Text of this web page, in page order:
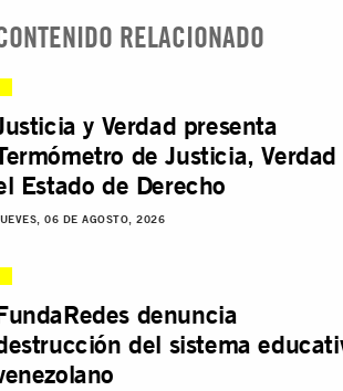
RELACIONADO
y Verdad presenta
de Justicia, Verdad
Estado de Derecho
06 DE AGOSTO, 2026
denuncia
del sistema